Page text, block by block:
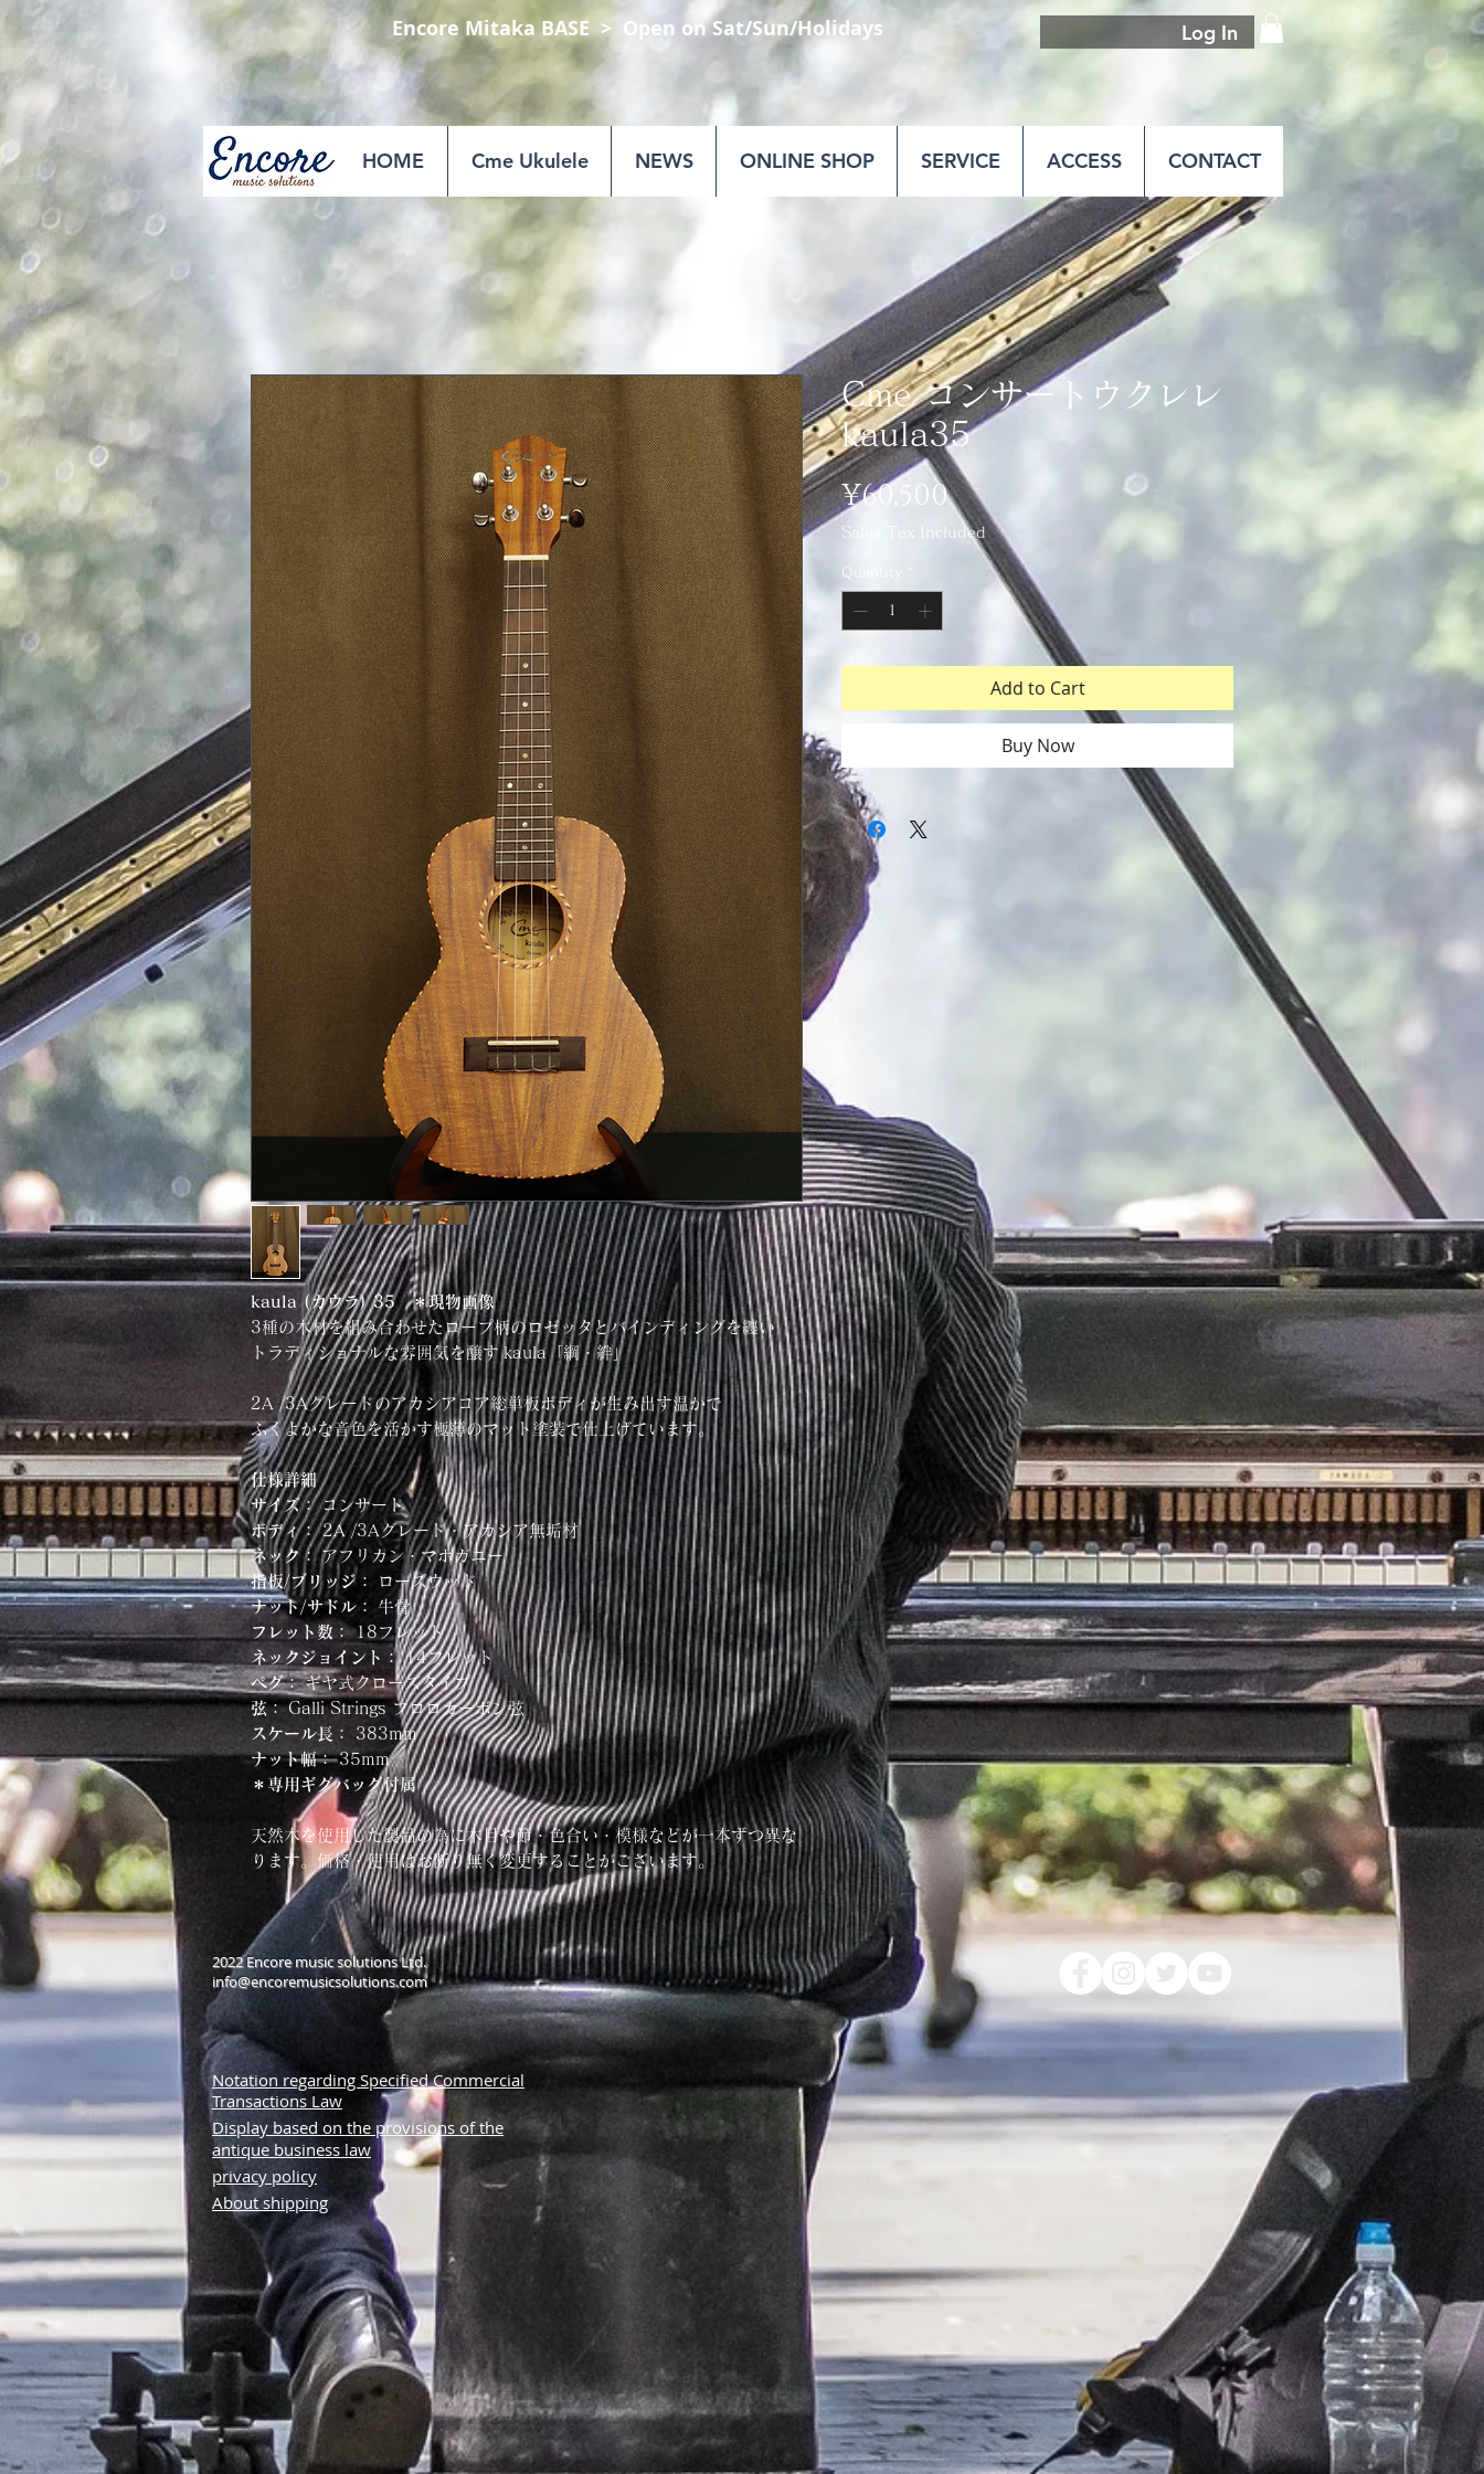
Encore Mitaka BASE ​ > Open on Sat/Sun/Holidays Log In
HOME Cme Ukulele NEWS ONLINE SHOP SERVICE ACCESS CONTACT
kaula (カウラ) 35 ＊現物画像
3種の木材を組み合わせたロープ柄のロゼッタとバインディングを纏い
トラディショナルな雰囲気を醸す kaula「綱・絆」
2A /3Aグレードのアカシアコア総単板ボディが生み出す温かで
ふくよかな音色を活かす極薄のマット塗装で仕上げています。
仕様詳細
サイズ：コンサート
ボディ：2A /3Aグレード・アカシア無垢材
ネック：アフリカン・マホガニー
指板/ブリッジ：
ローズウッド
ナット/サドル：
牛骨
フレット数：18フレット
ネックジョイント：14フレット
ペグ：ギヤ式クローズタイプ
弦：Galli Strings フロロカーボン弦
スケール長：
383mm
ナット幅：35mm
＊専用ギグバッグ付属
天然木を使用した製品の為に木目や節・色合い・模様などが一本ずつ異な
ります。価格・使用はお断り無く変更することがございます。
Cme コンサートウクレレ
kaula35
¥60,500Price
Sales Tax Included
Quantity
Add to Cart
Buy Now
2022 Encore music solutions Ltd.
info@encoremusicsolutions.com
Notation regarding Specified Commercial
Transactions Law
Display based on the provisions of the
antique business law
privacy policy
About shipping